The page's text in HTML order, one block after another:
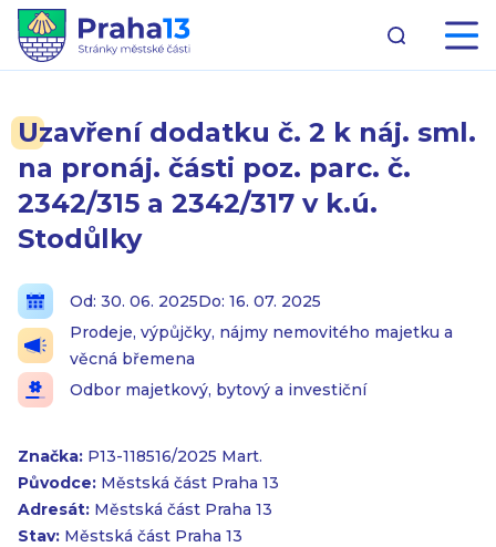
Uzavření dodatku č. 2 k náj. sml.
na pronáj. části poz. parc. č.
2342/315 a 2342/317 v k.ú.
Stodůlky
Od: 30. 06. 2025Do: 16. 07. 2025
Prodeje, výpůjčky, nájmy nemovitého majetku a
věcná břemena
Odbor majetkový, bytový a investiční
Značka: P13-118516/2025 Mart.
Původce: Městská část Praha 13
Adresát: Městská část Praha 13
Stav: Městská část Praha 13